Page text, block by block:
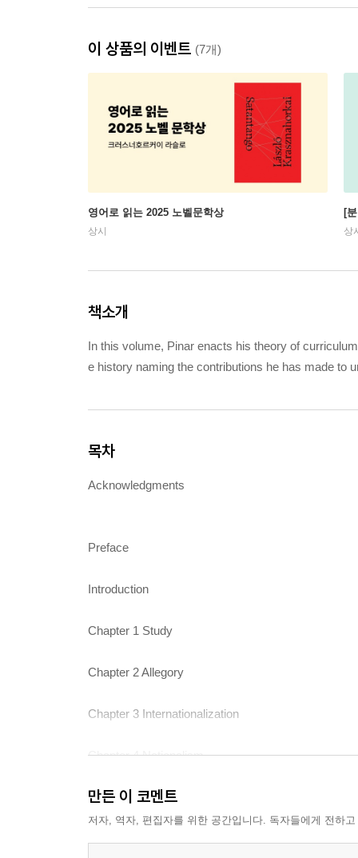
이 상품의 이벤트 (7개)
영어로 읽는 2025 노벨문학상
상시
[
상
책소개
In this volume, Pinar enacts his theory of
e history naming the contributions he has made to
목차
Acknowledgments
Preface
Introduction
Chapter 1 Study
Chapter 2 Allegory
Chapter 3 Internationalization
Chapter 4 Nationalism
Chapter 5 Technology
만든 이 코멘트
저자, 역자, 편집자를 위한 공간입니다. 독자들에게 전하